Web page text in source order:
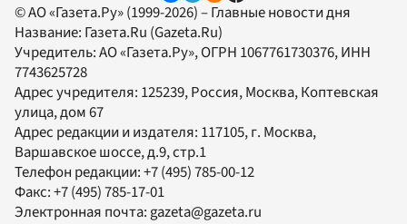
© АО «Газета.Ру» (1999-2026) – Главные новости дня
Название: Газета.Ru (Gazeta.Ru)
Учредитель:АО «Газета.Ру», ОГРН 1067761730376, ИНН
7743625728
Адрес учредителя: 125239, Россия, Москва, Коптевская
улица, дом 67
Адрес редакции и издателя: 117105, г. Москва,
Варшавское шоссе, д.9, стр.1
Телефон редакции:+7 (495) 785-00-12
Факс:+7 (495) 785-17-01
Электронная почта:gazeta@gazeta.ru